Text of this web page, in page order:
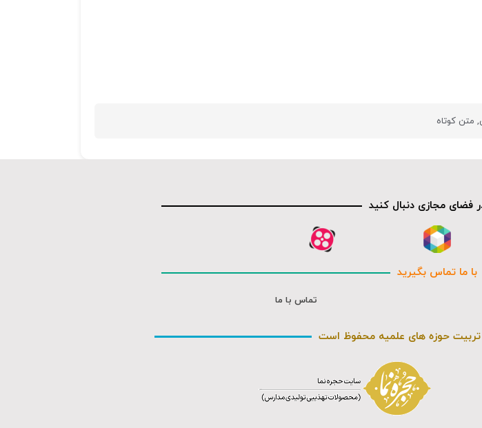
, متن کوتاه
فضای مجازی دنبال کنید
با ما تماس بگیرید
تماس با ما
حوزه های علمیه محفوظ است